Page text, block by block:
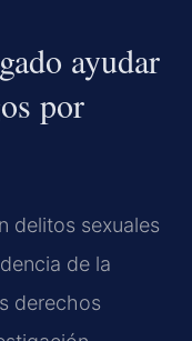
ayudar
por
delitos sexuales
de la
derechos